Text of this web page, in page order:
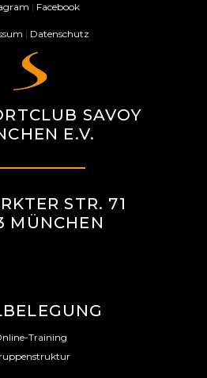
| Facebook
| Datenschutz
SAVOY
E.V.
STR. 71
MÜNCHEN
Training